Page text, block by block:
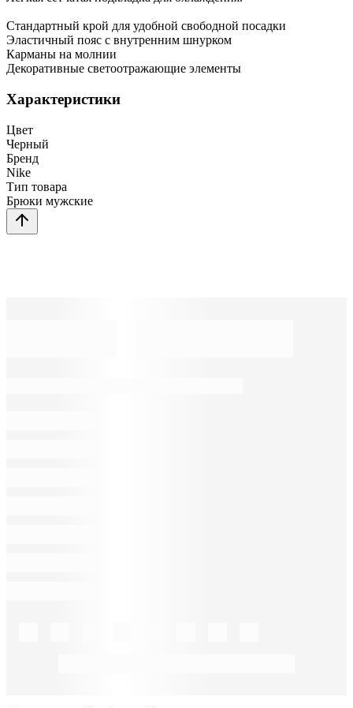
Стандартный крой для удобной свободной посадки
Эластичный пояс с внутренним шнурком
Карманы на молнии
Декоративные светоотражающие элементы
Характеристики
Цвет
Черный
Бренд
Nike
Тип товара
Брюки мужские